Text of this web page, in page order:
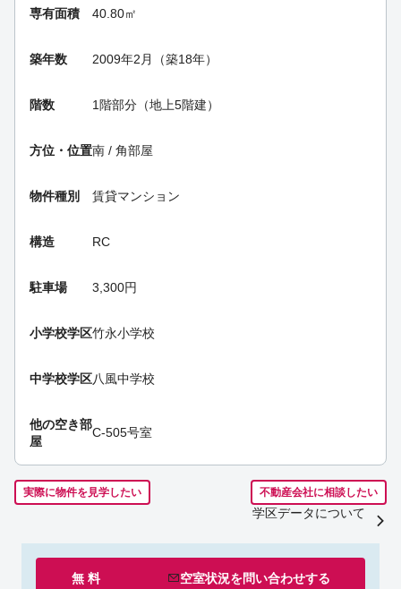
専有面積 40.80㎡
築年数 2009年2月（築18年）
階数 1階部分（地上5階建）
方位・位置南 / 角部屋
物件種別 賃貸マンション
構造 RC
駐車場 3,300円
小学校学区竹永小学校
中学校学区八風中学校
他の空き部
屋
C-505号室
実際に物件を見学したい 不動産会社に相談したい
学区データについて
無 料 空室状況を問い合わせする